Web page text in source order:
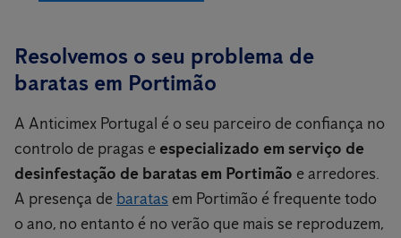
Resolvemos o seu problema de
baratas em Portimão
A Anticimex Portugal é o seu parceiro de confiança no
controlo de pragas e especializado em serviço de
desinfestação de baratas em Portimão e arredores.
A presença de baratas em Portimão é frequente todo
o ano, no entanto é no verão que mais se reproduzem,